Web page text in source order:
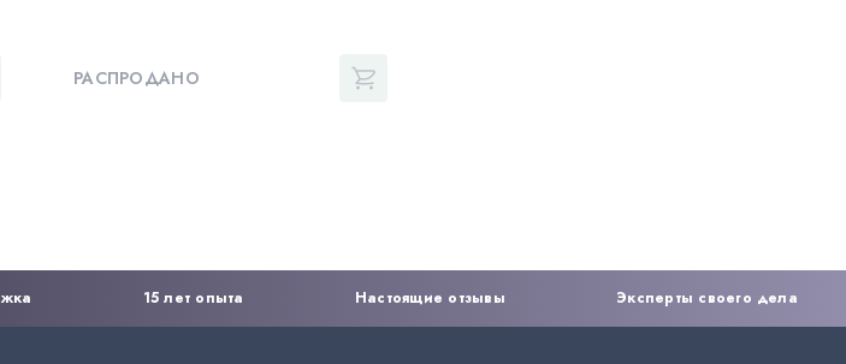
РАСПРОДАНО
15 лет опыта Настоящие отзывы Эксперты своего дела